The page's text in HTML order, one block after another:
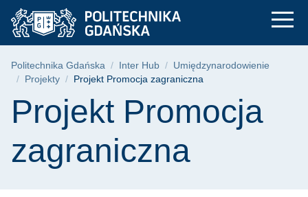
Przejdź
do
menu
Przejdź
do
wyszukiwarki
Przejdź
do
treści
Projekt Promocja
Ścieżka nawigacyjna
Politechnika Gdańska Inter Hub
Umiędzynarodowienie
Projekty
Projekt Promocja zagraniczna
Treść strony
Projekt Promocja
zagraniczna